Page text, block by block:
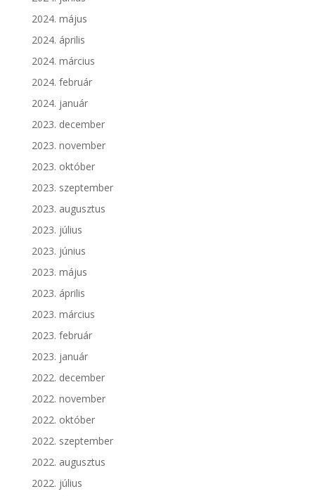
2024. május
2024. április
2024. március
2024. február
2024. január
2023. december
2023. november
2023. október
2023. szeptember
2023. augusztus
2023. július
2023. június
2023. május
2023. április
2023. március
2023. február
2023. január
2022. december
2022. november
2022. október
2022. szeptember
2022. augusztus
2022. július